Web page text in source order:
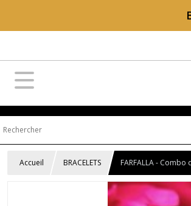
Accueil BRACELETS FARFALLA -